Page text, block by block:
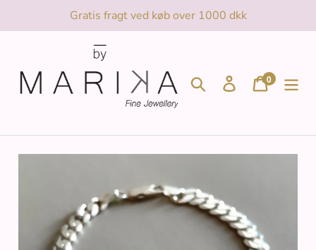
Gratis fragt ved køb over 1000 dkk
Søg Log ind
0genstande